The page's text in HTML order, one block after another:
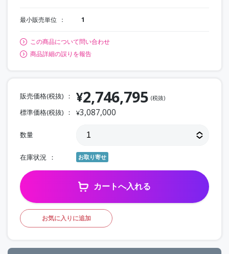
最小販売単位 1
この商品について問い合わせ
商品詳細の誤りを報告
販売価格(税抜) ¥2,746,795 (税抜)
標準価格(税抜) ¥3,087,000
数量
在庫状況 お取り寄せ
カートへ入れる
お気に入りに追加